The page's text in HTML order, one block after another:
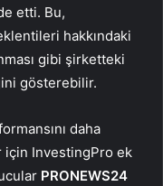
etti. Bu,
hakkındaki
gibi şirketteki
gösterebilir.
daha
InvestingPro ek
PRONEWS24